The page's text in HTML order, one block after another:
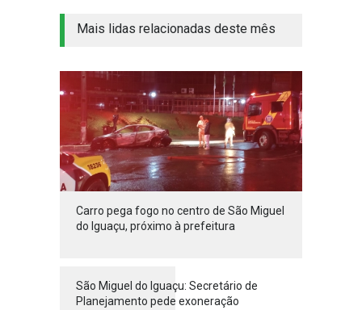
Mais lidas relacionadas deste mês
Carro pega fogo no centro de São Miguel
do Iguaçu, próximo à prefeitura
São Miguel do Iguaçu: Secretário de
Planejamento pede exoneração